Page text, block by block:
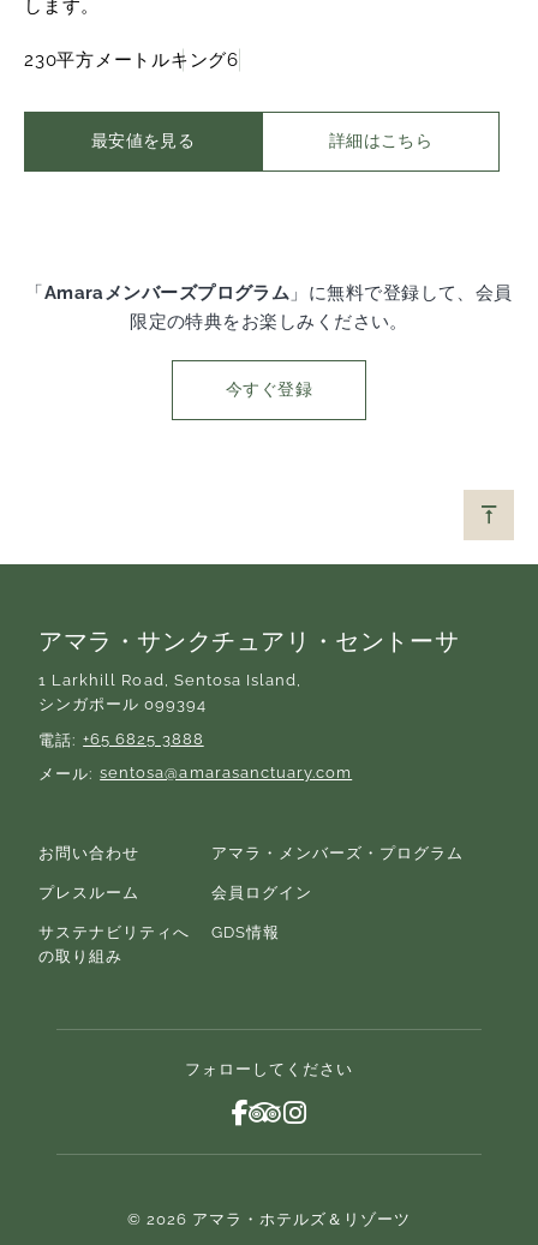
します。
230平方メートルキング6
最安値を見る 詳細はこちら
「Amaraメンバーズプログラム 」に無料で登録して、会員
限定の特典をお楽しみください。
今すぐ登録
アマラ・サンクチュアリ・セントーサ
1 Larkhill Road, Sentosa Island,
シンガポール 099394
電話
+65 6825 3888
メール
sentosa@amarasanctuary.com
お問い合わせ
プレスルーム
サステナビリティへ
の取り組み
アマラ・メンバーズ・プログラム
会員ログイン
GDS情報
フォローしてください
© 2026 アマラ・ホテルズ＆リゾーツ